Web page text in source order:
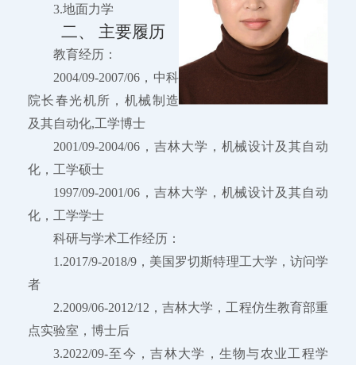
3.地面力学
二、 主要履历
教育经历：
2004/09-2007/06，中科
院长春光机所，机械制造
及其自动化,工学博士
2001/09-2004/06，吉林大学，机械设计及其自动
化，工学硕士
1997/09-2001/06，吉林大学，机械设计及其自动
化，工学学士
科研与学术工作经历：
1.2017/9-2018/9，美国罗切斯特理工大学，访问学
者
2.2009/06-2012/12，吉林大学，工程仿生教育部重
点实验室，博士后
3.2022/09-至今，吉林大学，生物与农业工程学